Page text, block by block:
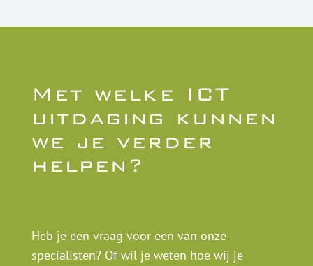
Met welke ICT
uitdaging kunnen
we je verder
helpen?
Heb je een vraag voor een van onze
specialisten? Of wil je weten hoe wij je